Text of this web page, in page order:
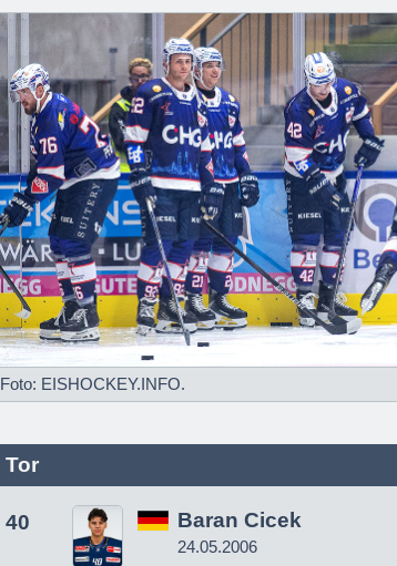
Foto: EISHOCKEY.INFO.
Tor
40 Baran Cicek
24.05.2006